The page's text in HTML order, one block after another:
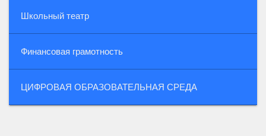
Школьный театр
Финансовая грамотность
ЦИФРОВАЯ ОБРАЗОВАТЕЛЬНАЯ СРЕДА